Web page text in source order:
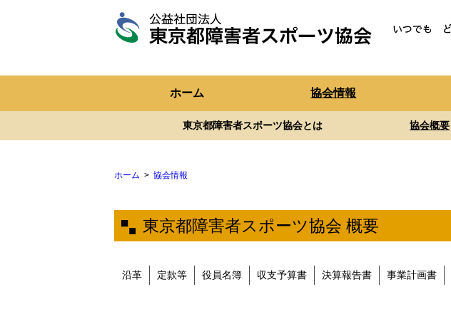
都
者
ー
会
ホーム 協会情報
東京都障害者スポーツ協会とは 協会概要
ホーム 協会情報
東京都障害者スポーツ協会 概要
沿革 定款等 役員名簿 収支予算書 決算報告書 事業計画書